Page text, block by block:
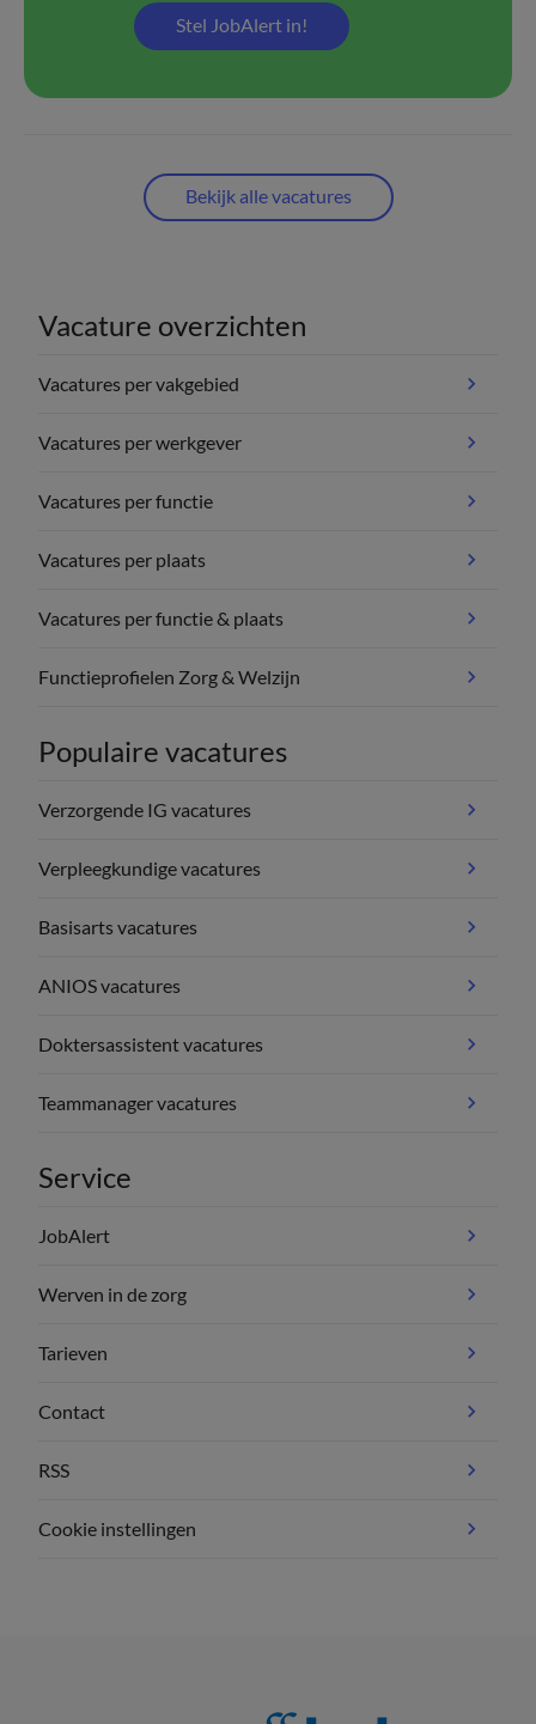
Stel JobAlert in!
Bekijk alle vacatures
Vacature overzichten
Vacatures per vakgebied
Vacatures per werkgever
Vacatures per functie
Vacatures per plaats
Vacatures per functie & plaats
Functieprofielen Zorg & Welzijn
Populaire vacatures
Verzorgende IG vacatures
Verpleegkundige vacatures
Basisarts vacatures
ANIOS vacatures
Doktersassistent vacatures
Teammanager vacatures
Service
JobAlert
Werven in de zorg
Tarieven
Contact
RSS
Cookie instellingen